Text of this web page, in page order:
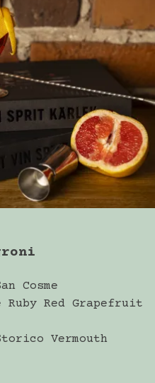
Cosme
Ruby Red Grapefruit
Vermouth